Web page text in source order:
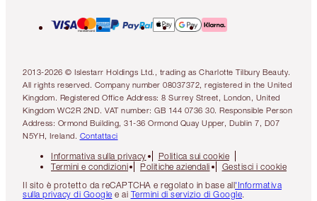
2013-2026 © Islestarr Holdings Ltd., trading as Charlotte Tilbury Beauty.
All rights reserved. Company number 08037372, registered in the United
Kingdom. Registered Office Address: 8 Surrey Street, London, United
Kingdom WC2R 2ND. VAT number: GB 144 0736 30. Responsible Person
Address: Ormond Building, 31-36 Ormond Quay Upper, Dublin 7, D07
N5YH, Ireland. Contattaci
Informativa sulla privacy
Politica sui cookie
Termini e condizioni
Politiche aziendali
Gestisci i cookie
Il sito è protetto da reCAPTCHA e regolato in base all'Informativa
sulla privacy di Google e ai Termini di servizio di Google.